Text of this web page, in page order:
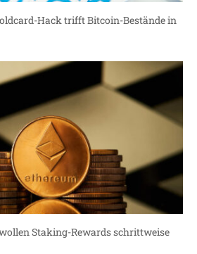
Hack trifft Bitcoin-Bestände in
Staking-Rewards schrittweise